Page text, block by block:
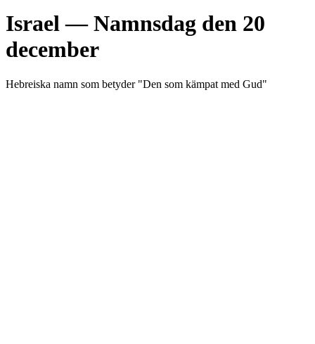
Israel— Namnsdag den 20
december
Hebreiska namn som betyder "Den som kämpat med Gud"